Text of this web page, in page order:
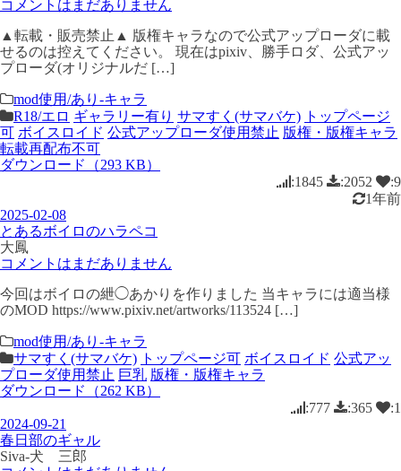
コメントはまだありません
▲転載・販売禁止▲ 版権キャラなので公式アップローダに載
せるのは控えてください。 現在はpixiv、勝手ロダ、公式アッ
プローダ(オリジナルだ […]
mod使用/あり-キャラ
R18/エロ ギャラリー有り サマすく(サマバケ) トップページ
可 ボイスロイド 公式アップローダ使用禁止 版権・版権キャラ
転載再配布不可
ダウンロード（293 KB）
:1845
:2052
:9
1年前
2025-02-08
とあるボイロのハラペコ
大鳳
コメントはまだありません
今回はボイロの紲◯あかりを作りました 当キャラには適当様
のMOD https://www.pixiv.net/artworks/113524 […]
mod使用/あり-キャラ
サマすく(サマバケ) トップページ可 ボイスロイド 公式アッ
プローダ使用禁止 巨乳 版権・版権キャラ
ダウンロード（262 KB）
:777
:365
:1
2024-09-21
春日部のギャル
Siva-犬 三郎